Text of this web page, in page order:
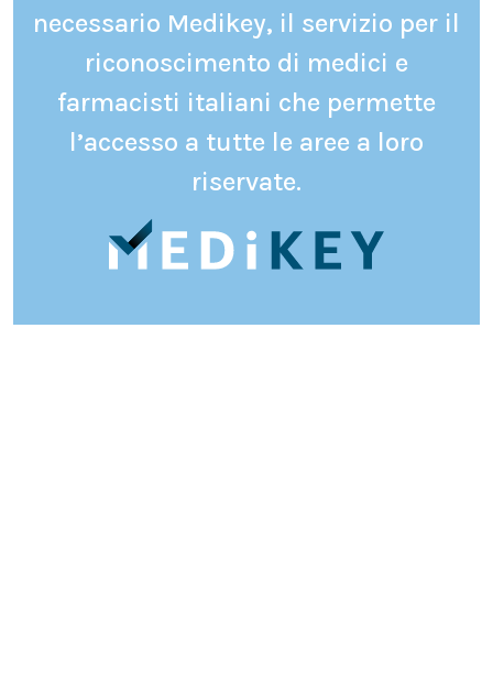
necessario Medikey, il servizio per il
riconoscimento di medici e
farmacisti italiani che permette
l’accesso a tutte le aree a loro
riservate.